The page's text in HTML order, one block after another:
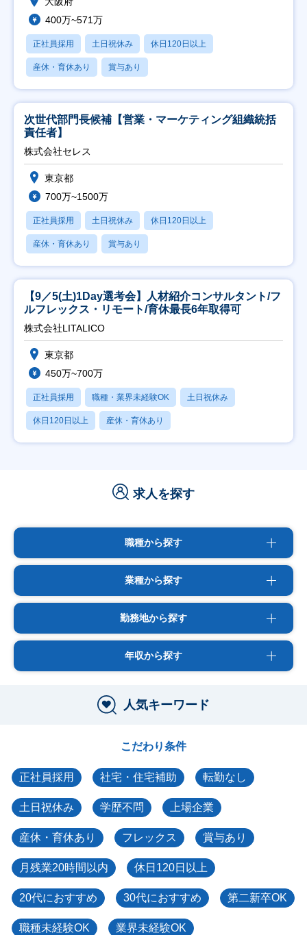
400万~571万
正社員採用 土日祝休み 休日120日以上
産休・育休あり 賞与あり
次世代部門長候補【営業・マーケティング組織統括
責任者】
株式会社セレス
東京都
700万~1500万
正社員採用 土日祝休み 休日120日以上
産休・育休あり 賞与あり
【9／5(土)1Day選考会】人材紹介コンサルタント/フ
ルフレックス・リモート/育休最長6年取得可
株式会社LITALICO
東京都
450万~700万
正社員採用 職種・業界未経験OK 土日祝休み
休日120日以上 産休・育休あり
求人を探す
職種から探す
業種から探す
勤務地から探す
年収から探す
人気キーワード
こだわり条件
正社員採用 社宅・住宅補助 転勤なし
土日祝休み 学歴不問 上場企業
産休・育休あり フレックス 賞与あり
月残業20時間以内 休日120日以上
20代におすすめ 30代におすすめ 第二新卒OK
職種未経験OK 業界未経験OK